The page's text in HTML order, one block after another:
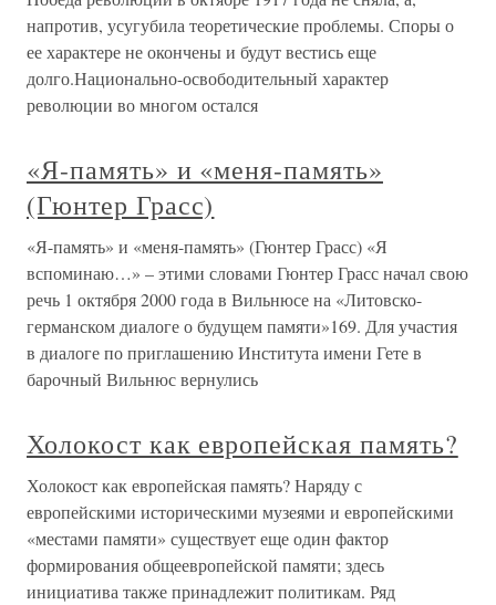
напротив, усугубила теоретические проблемы. Споры о
ее характере не окончены и будут вестись еще
долго.Национально-освободительный характер
революции во многом остался
«Я-память» и «меня-память»
(Гюнтер Грасс)
«Я-память» и «меня-память» (Гюнтер Грасс) «Я
вспоминаю…» – этими словами Гюнтер Грасс начал свою
речь 1 октября 2000 года в Вильнюсе на «Литовско-
германском диалоге о будущем памяти»169. Для участия
в диалоге по приглашению Института имени Гете в
барочный Вильнюс вернулись
Холокост как европейская память?
Холокост как европейская память? Наряду с
европейскими историческими музеями и европейскими
«местами памяти» существует еще один фактор
формирования общеевропейской памяти; здесь
инициатива также принадлежит политикам. Ряд